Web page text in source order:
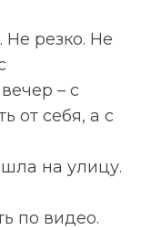
Не резко. Не
– с
от себя, а с
на улицу.
по видео.